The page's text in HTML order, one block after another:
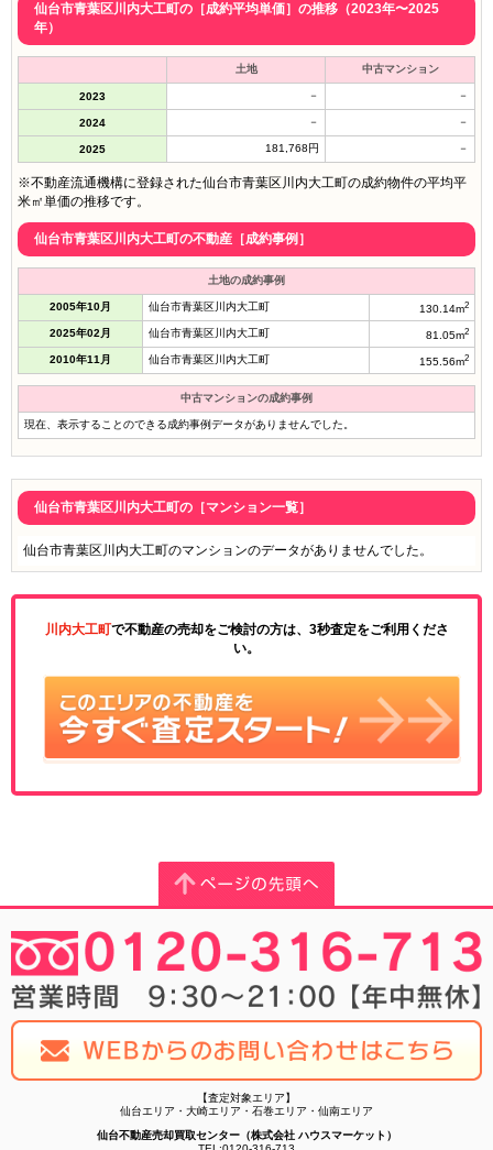
仙台市青葉区川内大工町の［成約平均単価］の推移（2023年〜2025
年）
土地 中古マンション
2023 － －
2024 － －
2025 181,768円 －
※不動産流通機構に登録された仙台市青葉区川内大工町の成約物件の平均平
米㎡単価の推移です。
仙台市青葉区川内大工町の不動産［成約事例］
土地の成約事例
2005年10月 仙台市青葉区川内大工町 130.14m2
2025年02月 仙台市青葉区川内大工町 81.05m2
2010年11月 仙台市青葉区川内大工町 155.56m2
中古マンションの成約事例
現在、表示することのできる成約事例データがありませんでした。
仙台市青葉区川内大工町の［マンション一覧］
仙台市青葉区川内大工町のマンションのデータがありませんでした。
川内大工町で不動産の売却をご検討の方は、3秒査定をご利用くださ
い。
【査定対象エリア】
仙台エリア・大崎エリア・石巻エリア・仙南エリア
仙台不動産売却買取センター（株式会社 ハウスマーケット）